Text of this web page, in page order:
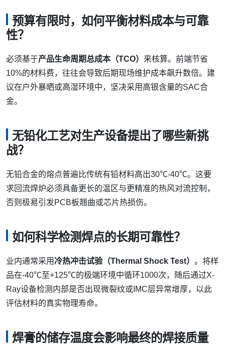
预算有限时，如何平衡材料成本与可靠
性？
必须基于产品生命周期总成本（TCO） 来核算。前端节省
10%的材料费，往往会导致后期现场维护成本飙升数倍。建
议在户外暴晒或高湿环境中，坚决采用高银含量的SAC合
金。
无铅化工艺对生产设备提出了哪些新挑
战？
无铅合金的熔点普遍比传统有铅材料高出30℃-40℃。这要
求回流焊炉必须具备更长的温区与更精准的热风对流控制，
否则极易引发PCB板翘曲或芯片热损伤。
如何科学检测焊点的长期可靠性？
业内通常采用 冷热冲击试验（Thermal Shock Test） 。将样
品在-40℃至+125℃的极端环境中循环1000次，随后通过X-
Ray设备检测内部是否出现微裂纹或IMC层异常增厚，以此
评估材料的真实物理寿命。
焊膏的储存温度会影响最终的焊接质量